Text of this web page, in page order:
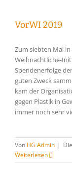
VorWI 2019
Zum siebten Mal in
Weihnachtliche-
Spendenerfolge
guten Zweck
kam der
gegen Plastik in
immer noch sehr
Von HG Admin |
Weiterlesen